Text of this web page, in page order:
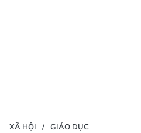
XÃ HỘI GIÁO DỤC